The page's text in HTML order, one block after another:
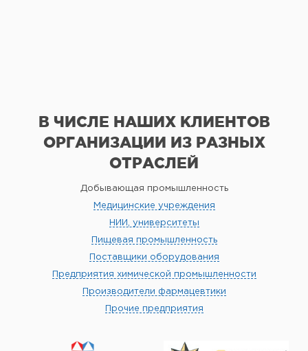
В ЧИСЛЕ НАШИХ КЛИЕНТОВ
ОРГАНИЗАЦИИ ИЗ РАЗНЫХ
ОТРАСЛЕЙ
Добывающая промышленность
Медицинские учреждения
НИИ, университеты
Пищевая промышленность
Поставщики оборудования
Предприятия химической промышленности
Производители фармацевтики
Прочие предприятия